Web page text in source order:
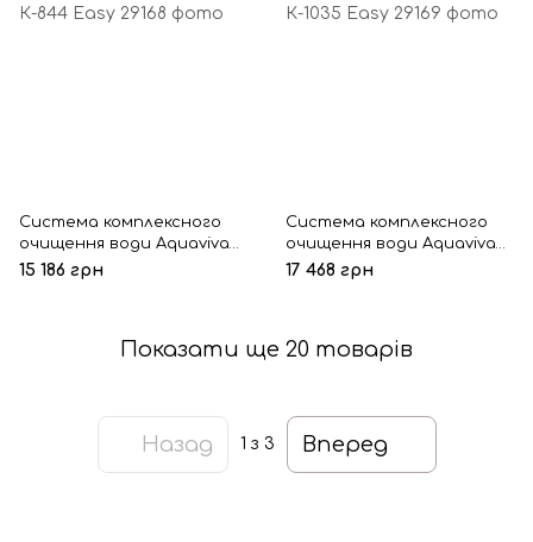
Система комплексного
очищення води Aquaviva
К-844 Easy
15 186 грн
Система комплексного
очищення води Aquaviva
К-1035 Easy
17 468 грн
Показати ще 20 товарів
Назад 1 з 3 Вперед